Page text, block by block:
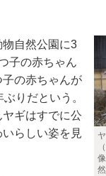
自然公園に3
子の赤ちゃん
の赤ちゃんが
りだという。
ギはすでに公
らしい姿を見